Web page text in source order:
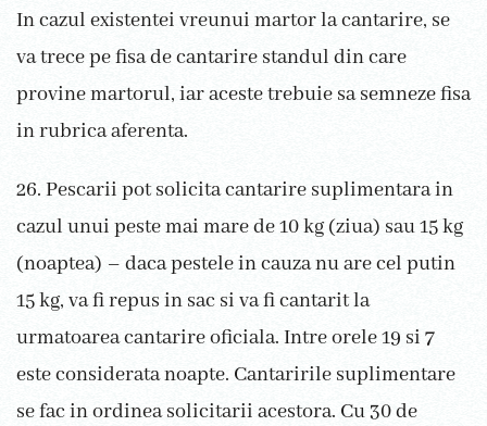
In cazul existentei vreunui martor la cantarire, se
va trece pe fisa de cantarire standul din care
provine martorul, iar aceste trebuie sa semneze fisa
in rubrica aferenta.
26. Pescarii pot solicita cantarire suplimentara in
cazul unui peste mai mare de 10 kg (ziua) sau 15 kg
(noaptea) – daca pestele in cauza nu are cel putin
15 kg, va fi repus in sac si va fi cantarit la
urmatoarea cantarire oficiala. Intre orele 19 si 7
este considerata noapte. Cantaririle suplimentare
se fac in ordinea solicitarii acestora. Cu 30 de